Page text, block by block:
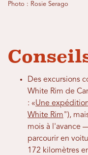
Photo : Rosie Serago
Des excursions
White Rim de
: «Une
White Rim"),
mois à l'avance
parcourir en
172 kilomètres